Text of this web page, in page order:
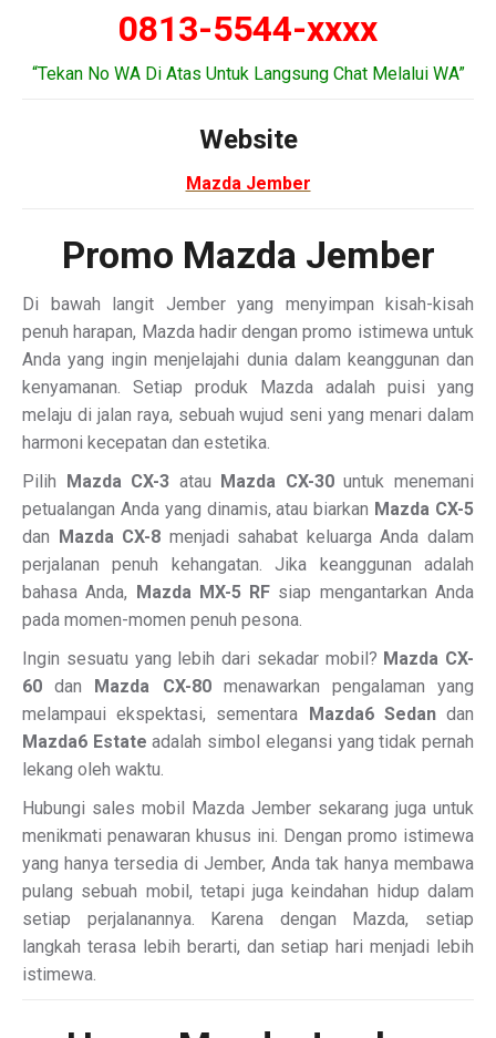
0813-5544-xxxx
“Tekan No WA Di Atas Untuk Langsung Chat Melalui WA”
Website
Mazda Jember
Promo Mazda Jember
Di bawah langit Jember yang menyimpan kisah-kisah
penuh harapan, Mazda hadir dengan promo istimewa untuk
Anda yang ingin menjelajahi dunia dalam keanggunan dan
kenyamanan. Setiap produk Mazda adalah puisi yang
melaju di jalan raya, sebuah wujud seni yang menari dalam
harmoni kecepatan dan estetika.
Pilih Mazda CX-3 atau Mazda CX-30untuk menemani
petualangan Anda yang dinamis, atau biarkan Mazda CX-5
dan Mazda CX-8 menjadi sahabat keluarga Anda dalam
perjalanan penuh kehangatan. Jika keanggunan adalah
bahasa Anda, Mazda MX-5 RF siap mengantarkan Anda
pada momen-momen penuh pesona.
Ingin sesuatu yang lebih dari sekadar mobil? Mazda CX-
60 dan Mazda CX-80menawarkan pengalaman yang
melampaui ekspektasi, sementara Mazda6 Sedandan
Mazda6 Estate adalah simbol elegansi yang tidak pernah
lekang oleh waktu.
Hubungi sales mobil Mazda Jember sekarang juga untuk
menikmati penawaran khusus ini. Dengan promo istimewa
yang hanya tersedia di Jember, Anda tak hanya membawa
pulang sebuah mobil, tetapi juga keindahan hidup dalam
setiap perjalanannya. Karena dengan Mazda, setiap
langkah terasa lebih berarti, dan setiap hari menjadi lebih
istimewa.